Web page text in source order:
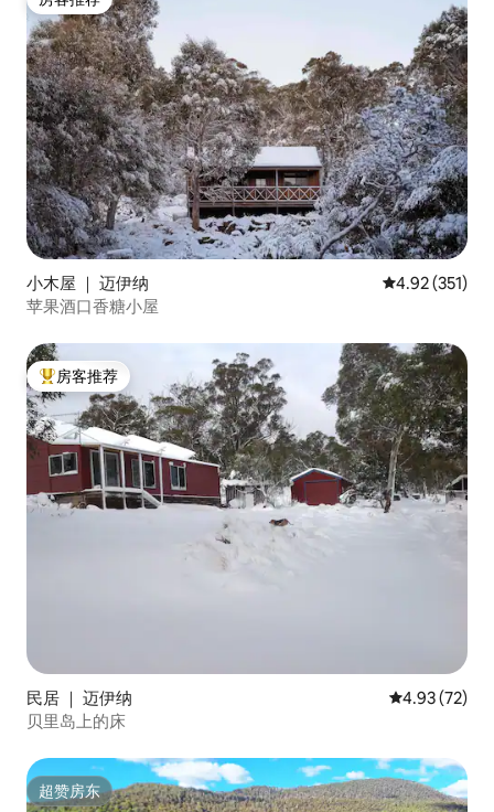
房客推荐
小木屋 ｜ 迈伊纳 平均评分 4.92
4.92 (351)
苹果酒口香糖小屋
热门「房客推荐」
房客推荐
民居 ｜ 迈伊纳 平均评分
4.93 (72)
贝里岛上的床
超赞房东
超赞房东